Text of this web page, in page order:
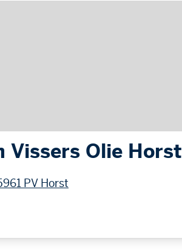
Vissers Olie Horst
PV Horst